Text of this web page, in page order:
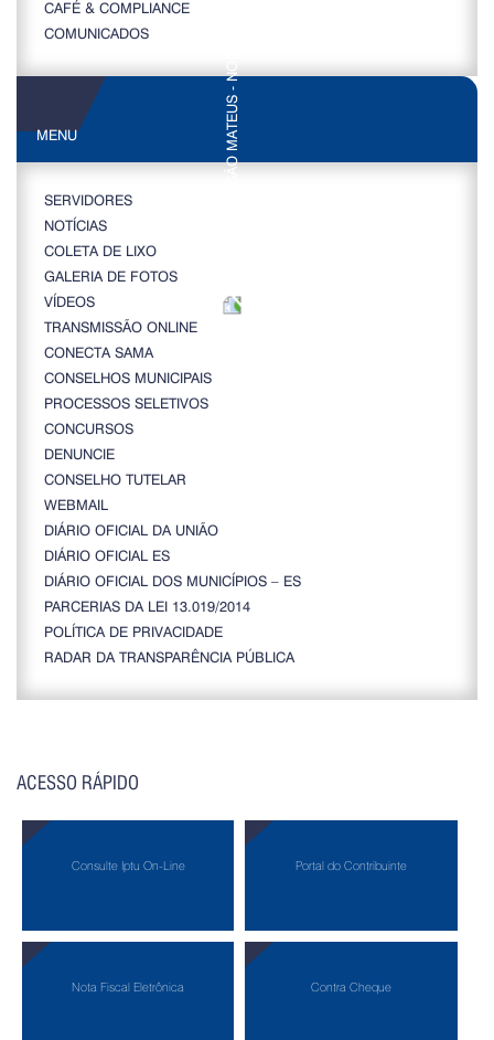
CAFÉ & COMPLIANCE
COMUNICADOS
MENU
SERVIDORES
NOTÍCIAS
COLETA DE LIXO
GALERIA DE FOTOS
VÍDEOS
TRANSMISSÃO ONLINE
CONECTA SAMA
CONSELHOS MUNICIPAIS
PROCESSOS SELETIVOS
CONCURSOS
DENUNCIE
CONSELHO TUTELAR
WEBMAIL
DIÁRIO OFICIAL DA UNIÃO
DIÁRIO OFICIAL ES
DIÁRIO OFICIAL DOS MUNICÍPIOS – ES
PARCERIAS DA LEI 13.019/2014
POLÍTICA DE PRIVACIDADE
RADAR DA TRANSPARÊNCIA PÚBLICA
ACESSO RÁPIDO
Consulte Iptu On-Line Portal do Contribuinte
Nota Fiscal Eletrônica Contra Cheque